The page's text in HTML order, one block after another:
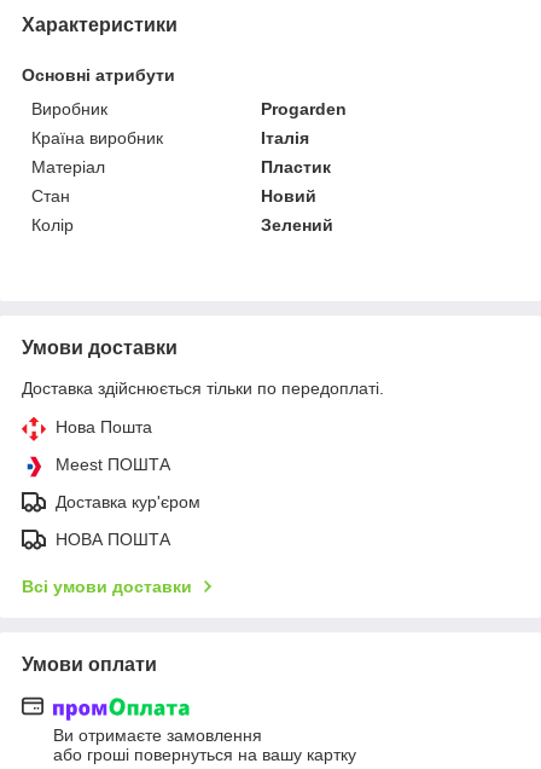
Характеристики
Основні атрибути
Виробник
Progarden
Країна виробник
Італія
Матеріал
Пластик
Стан
Новий
Колір
Зелений
Умови доставки
Доставка здійснюється тільки по передоплаті.
Нова Пошта
Meest ПОШТА
Доставка кур'єром
НОВА ПОШТА
Всі умови доставки
Умови оплати
Ви отримаєте замовлення
або гроші повернуться на вашу картку